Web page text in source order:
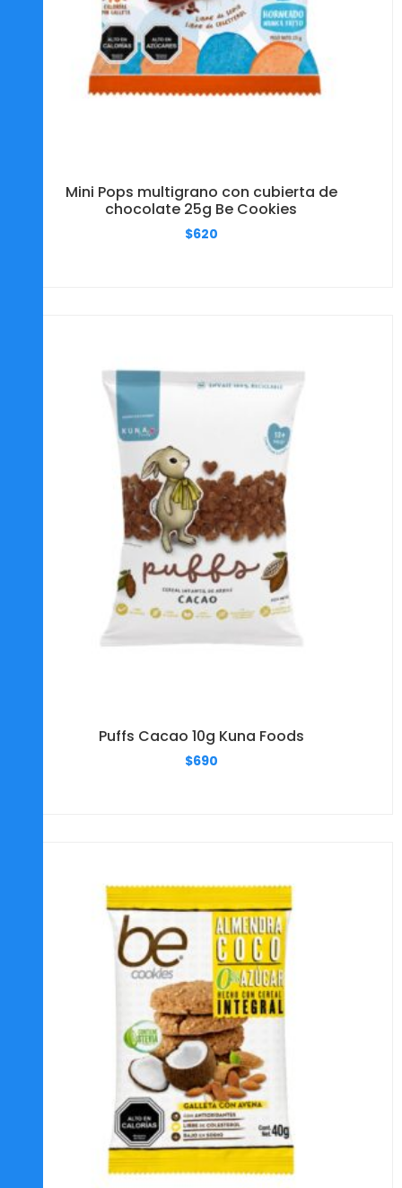
Mini Pops multigrano con cubierta de
chocolate 25g Be Cookies
$620
Puffs Cacao 10g Kuna Foods
$690